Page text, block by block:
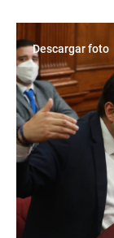
Descargar foto